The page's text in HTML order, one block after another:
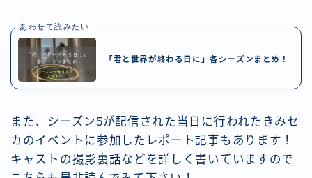
あわせて読みたい
「君と世界が終わる日に」各シーズンまとめ！
また、シーズン5が配信された当日に行われたきみセ
カのイベントに参加したレポート記事もあります！
キャストの撮影裏話などを詳しく書いていますので